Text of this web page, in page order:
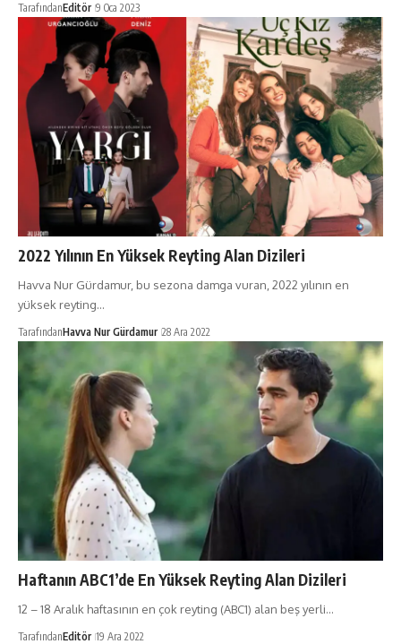
TarafındanEditör 9 Oca 2023
2022 Yılının En Yüksek Reyting Alan Dizileri
Havva Nur Gürdamur, bu sezona damga vuran, 2022 yılının en
yüksek reyting…
TarafındanHavva Nur Gürdamur 28 Ara 2022
Haftanın ABC1’de En Yüksek Reyting Alan Dizileri
12 – 18 Aralık haftasının en çok reyting (ABC1) alan beş yerli…
TarafındanEditör 19 Ara 2022